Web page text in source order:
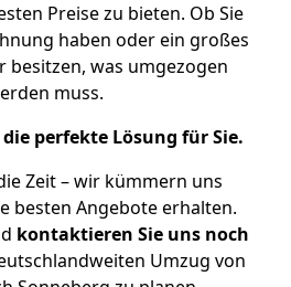
Preise zu bieten. Ob Sie
haben oder ein großes
besitzen, was umgezogen
muss.
perfekte Lösung für Sie.
Zeit – wir kümmern uns
besten Angebote erhalten.
kontaktieren Sie uns noch
Umzug von